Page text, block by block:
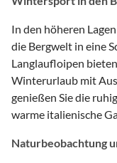
In den höheren
die Bergwelt in eine
Langlaufloipen
Winterurlaub mit
genießen Sie die
warme italienische
Naturbeobachtung